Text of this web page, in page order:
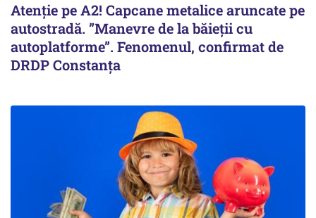
Atenție pe A2! Capcane metalice aruncate pe
autostradă. ”Manevre de la băieții cu
autoplatforme”. Fenomenul, confirmat de
DRDP Constanța